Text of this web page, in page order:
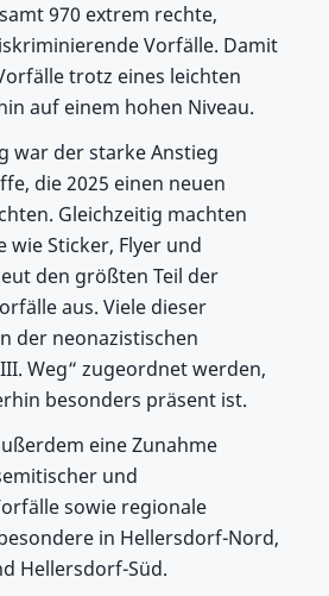
970 extrem rechte,
Vorfälle. Damit
trotz eines leichten
auf einem hohen Niveau.
war der starke Anstieg
die 2025 einen neuen
Gleichzeitig machten
wie Sticker, Flyer und
den größten Teil der
aus. Viele dieser
der neonazistischen
Weg“ zugeordnet werden,
besonders präsent ist.
eine Zunahme
und
sowie regionale
in Hellersdorf-Nord,
Hellersdorf-Süd.